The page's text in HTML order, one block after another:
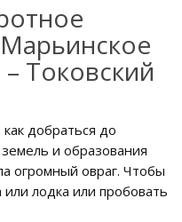
Токовский
добраться до
и образования
огромный овраг. Чтобы
лодка или пробовать